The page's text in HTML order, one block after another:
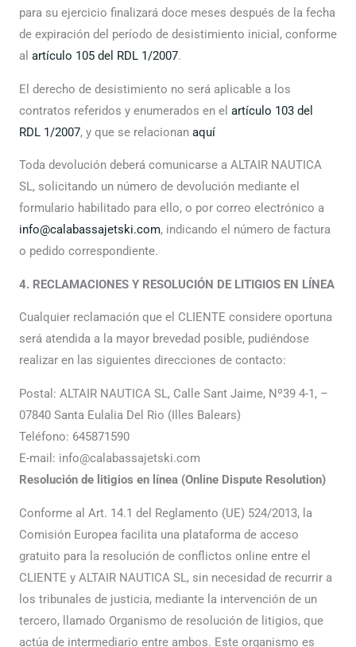
para su ejercicio finalizará doce meses después de la fecha
de expiración del período de desistimiento inicial, conforme
al artículo 105 del RDL 1/2007.
El derecho de desistimiento no será aplicable a los
contratos referidos y enumerados en el artículo 103 del
RDL 1/2007, y que se relacionan aquí
Toda devolución deberá comunicarse a ALTAIR NAUTICA
SL, solicitando un número de devolución mediante el
formulario habilitado para ello, o por correo electrónico a
info@calabassajetski.com, indicando el número de factura
o pedido correspondiente.
4. RECLAMACIONES Y RESOLUCIÓN DE LITIGIOS EN LÍNEA
Cualquier reclamación que el CLIENTE considere oportuna
será atendida a la mayor brevedad posible, pudiéndose
realizar en las siguientes direcciones de contacto:
Postal: ALTAIR NAUTICA SL, Calle Sant Jaime, Nº39 4-1, –
07840 Santa Eulalia Del Rio (Illes Balears)
Teléfono: 645871590
E-mail: info@calabassajetski.com
Resolución de litigios en línea (Online Dispute Resolution)
Conforme al Art. 14.1 del Reglamento (UE) 524/2013, la
Comisión Europea facilita una plataforma de acceso
gratuito para la resolución de conflictos online entre el
CLIENTE y ALTAIR NAUTICA SL, sin necesidad de recurrir a
los tribunales de justicia, mediante la intervención de un
tercero, llamado Organismo de resolución de litigios, que
actúa de intermediario entre ambos. Este organismo es